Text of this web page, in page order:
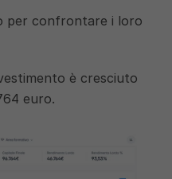
per confrontare i loro
è cresciuto
euro.